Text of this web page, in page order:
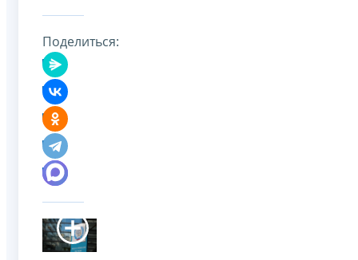
Поделиться: